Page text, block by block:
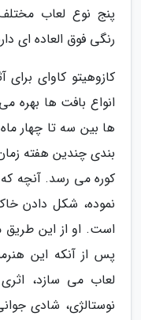
پنج نوع لعاب
رنگی فوق العاده ای
کازوهیتو کاوای
انواع بافت ها بهره
ها بین سه تا چهار
بندی چندین هفته
کوره می رسد. آنچه
نموده، شکل دادن
است. او از این طریق
پس از آنکه این
لعاب می سازد،
نوستالژی، شادی